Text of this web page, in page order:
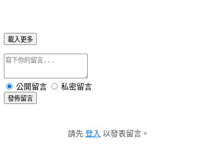
載入更多
公開留言 私密留言
發佈留言
請先 登入 以發表留言。